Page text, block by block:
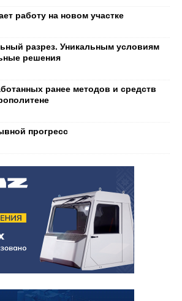
работу на новом участке
разрез. Уникальным условиям
решения
ранее методов и средств
прогресс